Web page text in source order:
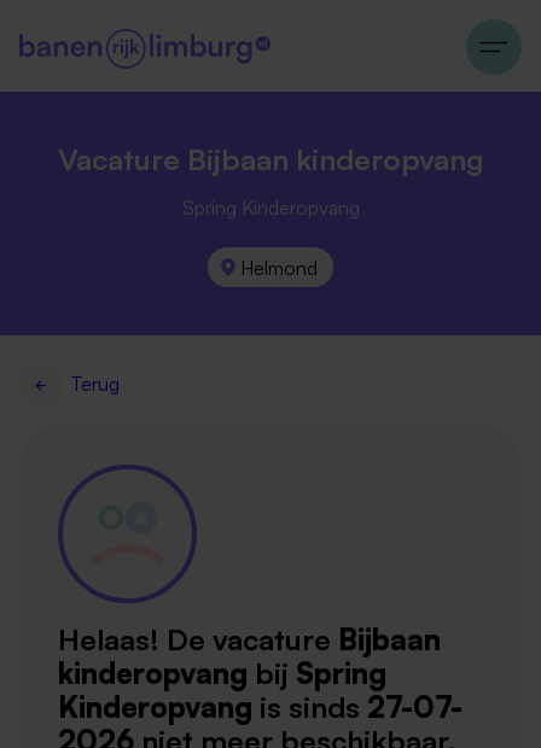
Vacature Bijbaan kinderopvang
Spring Kinderopvang
Helmond
Terug
Helaas! De vacature Bijbaan
kinderopvang bij Spring
Kinderopvang is sinds 27-07-